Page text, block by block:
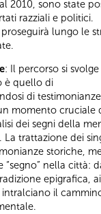
2010, sono state
razziali e politici.
proseguirà lungo le
: Il percorso si
è quello di
di
momento cruciale
dei segni della
trattazione dei
storiche,
“segno” nella
epigrafica,
il